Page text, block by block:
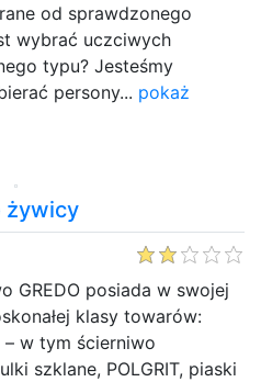
od sprawdzonego
wybrać uczciwych
typu? Jesteśmy
persony... pokaż
żywicy
GREDO posiada w swojej
klasy towarów:
w tym ścierniwo
szklane, POLGRIT, piaski